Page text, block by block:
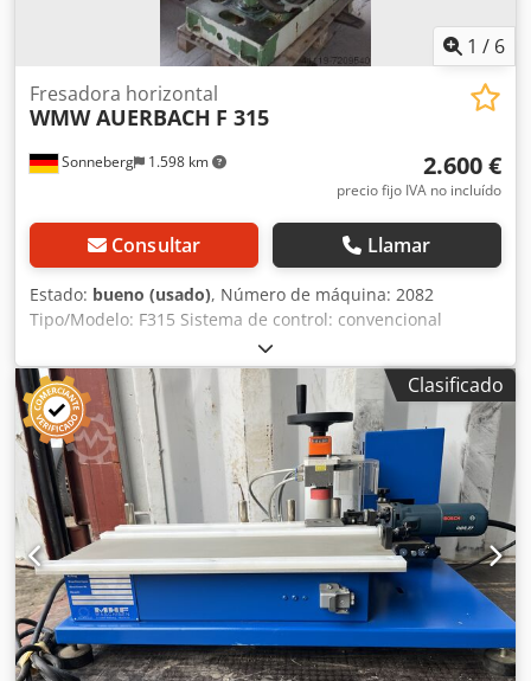
1 / 6
Sonneberg 1.598 km
Fresadora horizontal
WMW AUERBACH F 315
2.600 €
precio fijo IVA no incluído
Consultar Llamar
Estado: bueno (usado), Número de máquina: 2082
Tipo/Modelo: F315 Sistema de control: convencional
Recorridos x-y-z: 820 x 300 x 440 mm Mesa: 1250 x 335 mm
Superficie de sujeción de la mesa: 1100 x 225 mm Dcedpfx
Aeh Rawfepmsk Rango de velocidad: de 56 a 2800 rpm
Cono del husillo: SK 40 Avance: de 10 a 630 m/min Avance
rápido: Potencia: 6 kW Accesorios/Equipamiento: Estado:
bueno Peso: 2 t Dimensiones: 1700 x 2000 x 1900 mm
Clasificado